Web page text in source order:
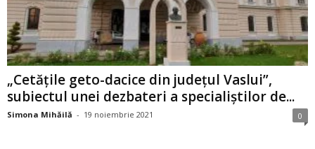
„Cetățile geto-dacice din județul Vaslui”,
subiectul unei dezbateri a specialiștilor de...
Simona Mihăilă - 19 noiembrie 2021 0